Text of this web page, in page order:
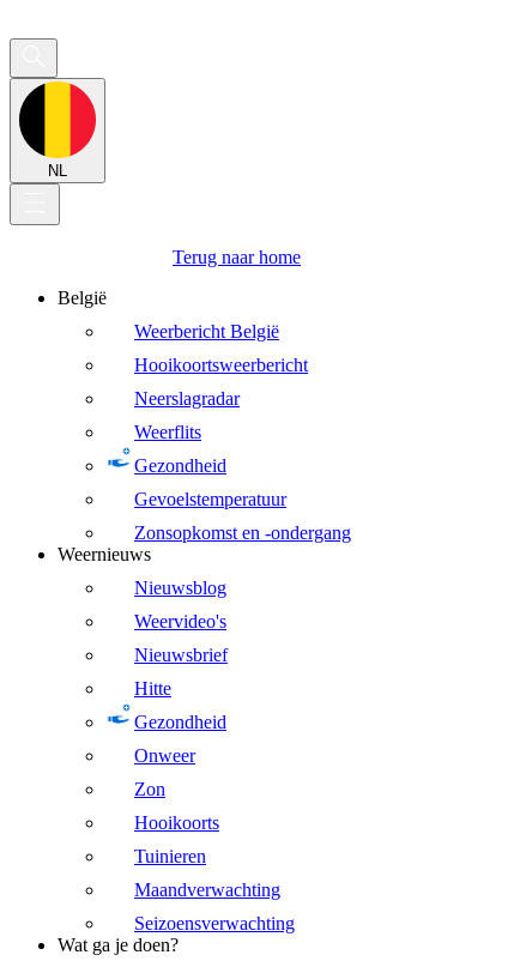
NL
Terug naar home
België
Weerbericht België
Hooikoortsweerbericht
Neerslagradar
Weerflits
Gezondheid
Gevoelstemperatuur
Zonsopkomst en -ondergang
Weernieuws
Nieuwsblog
Weervideo's
Nieuwsbrief
Hitte
Gezondheid
Onweer
Zon
Hooikoorts
Tuinieren
Maandverwachting
Seizoensverwachting
Wat ga je doen?